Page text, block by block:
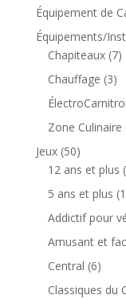
Équipement de
Équipements/
Chapiteaux 77
Chauffage 33
Zone Culinaire
Jeux 5050
produits
12 ans et plus
5 ans et plus
Addictif pour
Amusant et
Central 66
Classiques du